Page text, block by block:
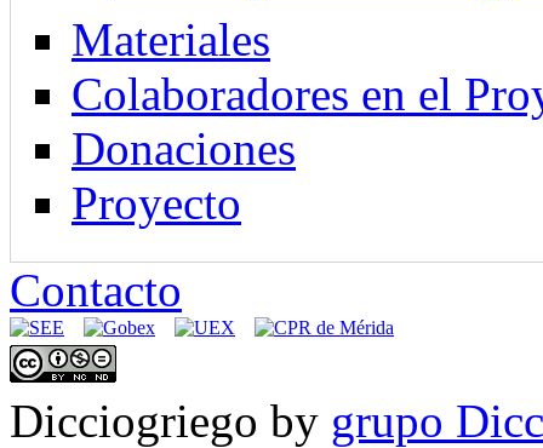
Materiales
Colaboradores en el
Donaciones
Proyecto
Contacto
Dicciogriego by grupo